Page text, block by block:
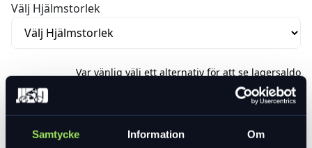
Samtycke Information Om
Välj Hjälmstorlek
Var vänlig välj ett alternativ för att se lagersaldo
1 499 kr
Lägg i varukorg